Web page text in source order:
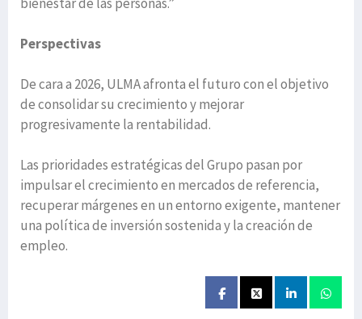
bienestar de las personas.”
Perspectivas
De cara a 2026, ULMA afronta el futuro con el objetivo
de consolidar su crecimiento y mejorar
progresivamente la rentabilidad.
Las prioridades estratégicas del Grupo pasan por
impulsar el crecimiento en mercados de referencia,
recuperar márgenes en un entorno exigente, mantener
una política de inversión sostenida y la creación de
empleo.